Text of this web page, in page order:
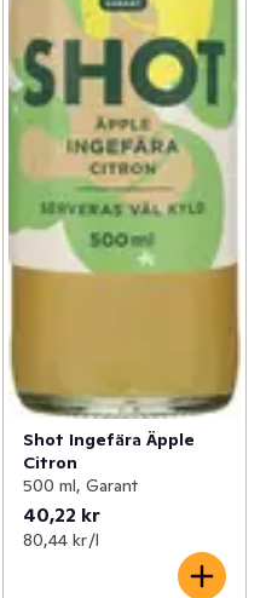
Shot Ingefära Äpple
Citron
500 ml, Garant
40,22 kr
80,44 kr /l